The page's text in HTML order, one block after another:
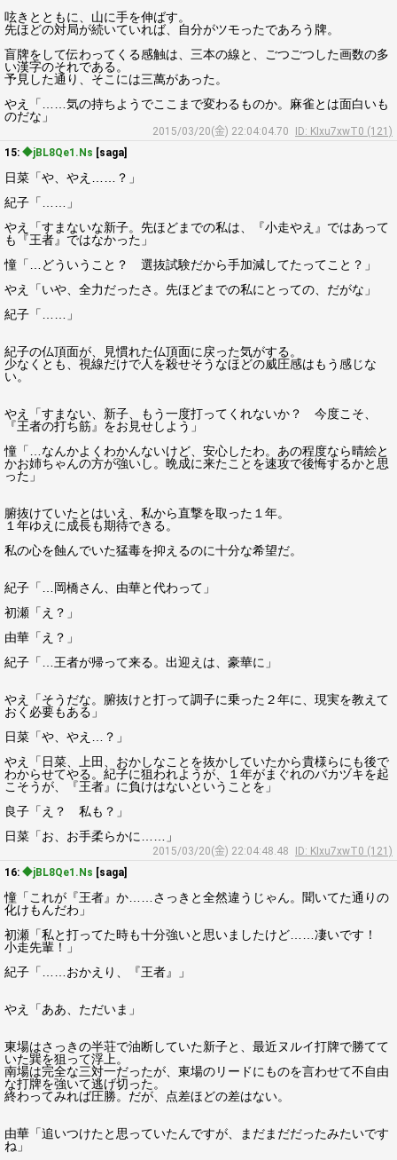
呟きとともに、山に手を伸ばす。
先ほどの対局が続いていれば、自分がツモったであろう牌。
盲牌をして伝わってくる感触は、三本の線と、ごつごつした画数の多
い漢字のそれである。
予見した通り、そこには三萬があった。
やえ「……気の持ちようでここまで変わるものか。麻雀とは面白いも
のだな」
2015/03/20(金) 22:04:04.70
ID: KIxu7xwT0 (121)
15: ◆jBL8Qe1.Ns [saga]
日菜「や、やえ……？」
紀子「……」
やえ「すまないな新子。先ほどまでの私は、『小走やえ』ではあって
も『王者』ではなかった」
憧「…どういうこと？ 選抜試験だから手加減してたってこと？」
やえ「いや、全力だったさ。先ほどまでの私にとっての、だがな」
紀子「……」
紀子の仏頂面が、見慣れた仏頂面に戻った気がする。
少なくとも、視線だけで人を殺せそうなほどの威圧感はもう感じな
い。
やえ「すまない、新子、もう一度打ってくれないか？ 今度こそ、
『王者の打ち筋』をお見せしよう」
憧「…なんかよくわかんないけど、安心したわ。あの程度なら晴絵と
かお姉ちゃんの方が強いし。晩成に来たことを速攻で後悔するかと思
った」
腑抜けていたとはいえ、私から直撃を取った１年。
１年ゆえに成長も期待できる。
私の心を蝕んでいた猛毒を抑えるのに十分な希望だ。
紀子「…岡橋さん、由華と代わって」
初瀬「え？」
由華「え？」
紀子「…王者が帰って来る。出迎えは、豪華に」
やえ「そうだな。腑抜けと打って調子に乗った２年に、現実を教えて
おく必要もある」
日菜「や、やえ…？」
やえ「日菜、上田、おかしなことを抜かしていたから貴様らにも後で
わからせてやる。紀子に狙われようが、１年がまぐれのバカヅキを起
こそうが、『王者』に負けはないということを」
良子「え？ 私も？」
日菜「お、お手柔らかに……」
2015/03/20(金) 22:04:48.48
ID: KIxu7xwT0 (121)
16: ◆jBL8Qe1.Ns [saga]
憧「これが『王者』か……さっきと全然違うじゃん。聞いてた通りの
化けもんだわ」
初瀬「私と打ってた時も十分強いと思いましたけど……凄いです！
小走先輩！」
紀子「……おかえり、『王者』」
やえ「ああ、ただいま」
東場はさっきの半荘で油断していた新子と、最近ヌルイ打牌で勝てて
いた巽を狙って浮上。
南場は完全な三対一だったが、東場のリードにものを言わせて不自由
な打牌を強いて逃げ切った。
終わってみれば圧勝。だが、点差ほどの差はない。
由華「追いつけたと思っていたんですが、まだまだだったみたいです
ね」